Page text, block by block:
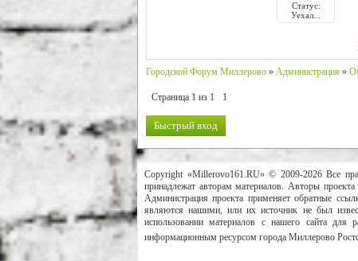
Статус:
Уехал...
Городской Форум Миллерово » Администрация »
Страница 1 из 1 1
Copyright «Millerovo161.RU» © 2009-2026 Все
принадлежат авторам материалов. Авторы
Администрация проекта применяет обратные
являются нашими, или их источник не был
использовании материалов с нашего сайта
информационным ресурсом города Миллерово